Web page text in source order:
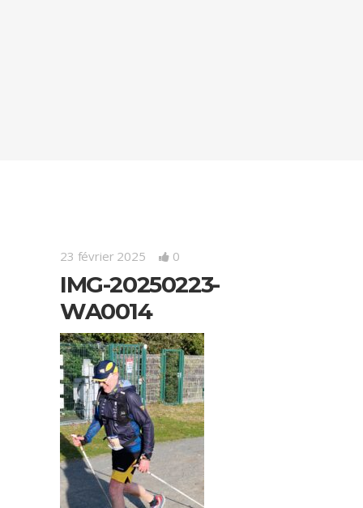
23 février 2025 0
IMG-20250223-
WA0014